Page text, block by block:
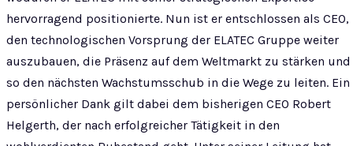
hervorragend positionierte. Nun ist er entschlossen als CEO,
den technologischen Vorsprung der ELATEC Gruppe weiter
auszubauen, die Präsenz auf dem Weltmarkt zu stärken und
so den nächsten Wachstumsschub in die Wege zu leiten. Ein
persönlicher Dank gilt dabei dem bisherigen CEO Robert
Helgerth, der nach erfolgreicher Tätigkeit in den